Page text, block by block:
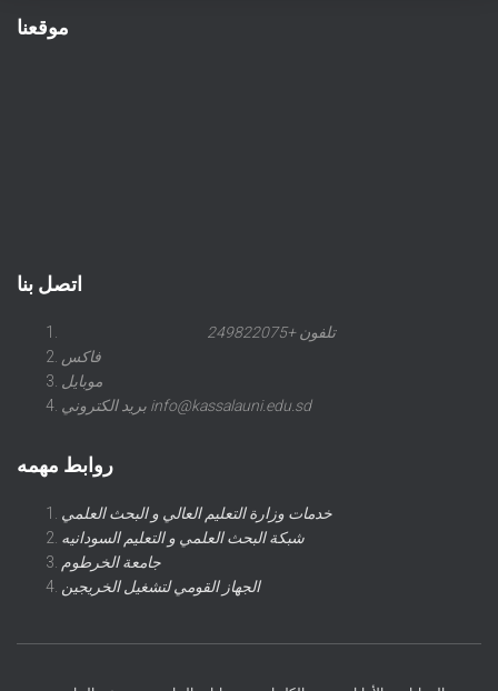
موقعنا
اتصل بنا
تلفون +249822075
فاكس
موبايل
بريد الكتروني info@kassalauni.edu.sd
روابط مهمه
خدمات وزارة التعليم العالي و البحث العلمي
شبكة البحث العلمي و التعليم السودانيه
جامعة الخرطوم
الجهاز القومي لتشغيل الخريجين